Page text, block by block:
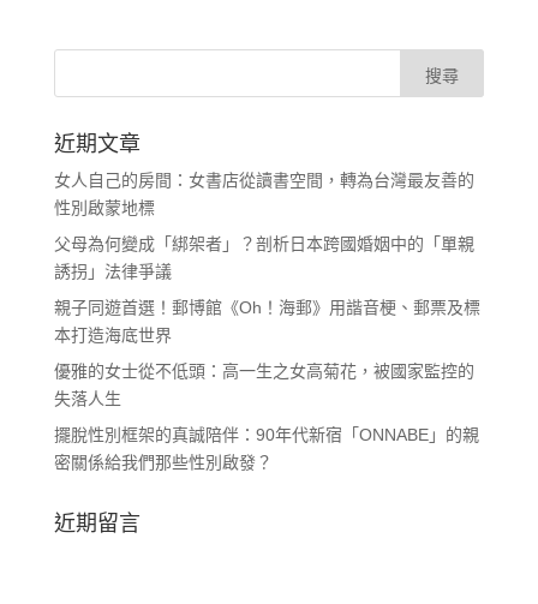
近期文章
女人自己的房間：女書店從讀書空間，轉為台灣最友善的
性別啟蒙地標
父母為何變成「綁架者」？剖析日本跨國婚姻中的「單親
誘拐」法律爭議
親子同遊首選！郵博館《Oh！海郵》用諧音梗、郵票及標
本打造海底世界
優雅的女士從不低頭：高一生之女高菊花，被國家監控的
失落人生
擺脫性別框架的真誠陪伴：90年代新宿「ONNABE」的親
密關係給我們那些性別啟發？
近期留言